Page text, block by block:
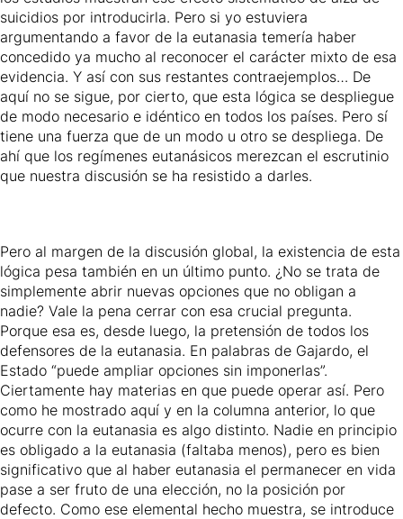
suicidios por introducirla. Pero si yo estuviera
argumentando a favor de la eutanasia temería haber
concedido ya mucho al reconocer el carácter mixto de esa
evidencia. Y así con sus restantes contraejemplos… De
aquí no se sigue, por cierto, que esta lógica se despliegue
de modo necesario e idéntico en todos los países. Pero sí
tiene una fuerza que de un modo u otro se despliega. De
ahí que los regímenes eutanásicos merezcan el escrutinio
que nuestra discusión se ha resistido a darles.
Pero al margen de la discusión global, la existencia de esta
lógica pesa también en un último punto. ¿No se trata de
simplemente abrir nuevas opciones que no obligan a
nadie? Vale la pena cerrar con esa crucial pregunta.
Porque esa es, desde luego, la pretensión de todos los
defensores de la eutanasia. En palabras de Gajardo, el
Estado “puede ampliar opciones sin imponerlas”.
Ciertamente hay materias en que puede operar así. Pero
como he mostrado aquí y en la columna anterior, lo que
ocurre con la eutanasia es algo distinto. Nadie en principio
es obligado a la eutanasia (faltaba menos), pero es bien
significativo que al haber eutanasia el permanecer en vida
pase a ser fruto de una elección, no la posición por
defecto. Como ese elemental hecho muestra, se introduce